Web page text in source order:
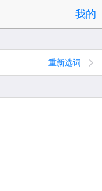
我的
重新选词